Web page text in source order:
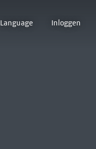
Language Inloggen